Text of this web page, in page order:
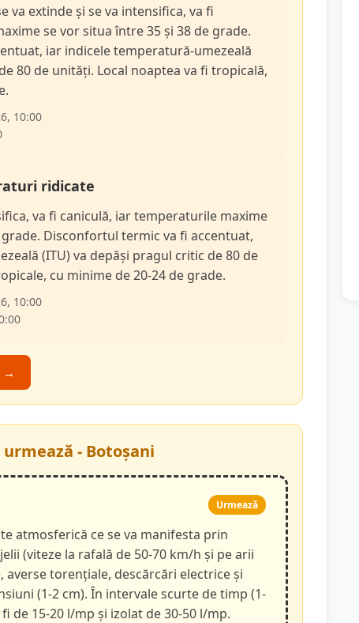
va extinde și se va intensifica, va fi
se vor situa între 35 și 38 de grade.
iar indicele temperatură-umezeală
80 de unități. Local noaptea va fi tropicală,
10:00
ridicate
va fi caniculă, iar temperaturile maxime
Disconfortul termic va fi accentuat,
(ITU) va depăși pragul critic de 80 de
cu minime de 20-24 de grade.
10:00
→
- Botoșani
Urmează
atmosferică ce se va manifesta prin
(viteze la rafală de 50-70 km/h și pe arii
averse torențiale, descărcări electrice și
(1-2 cm). În intervale scurte de timp (1-
de 15-20 l/mp și izolat de 30-50 l/mp.